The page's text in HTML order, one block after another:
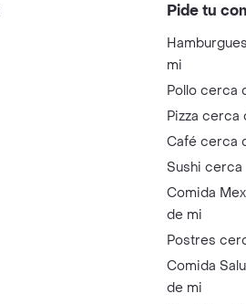
Pide tu
mi
Pollo cerca
Pizza cerca
Café cerca
Sushi cerca
Comida
de mi
Postres
Comida
de mi